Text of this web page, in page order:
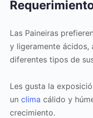
Las Paineiras
y ligeramente ácidos,
diferentes tipos de
Les gusta la
un clima cálido y
crecimiento.